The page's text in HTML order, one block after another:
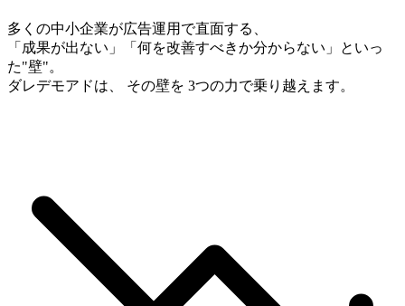
多くの中小企業が広告運用で直面する、
「成果が出ない」「何を改善すべきか分からない」といっ
た"壁"。
ダレデモアドは、 その壁を 3つの力で乗り越えます。